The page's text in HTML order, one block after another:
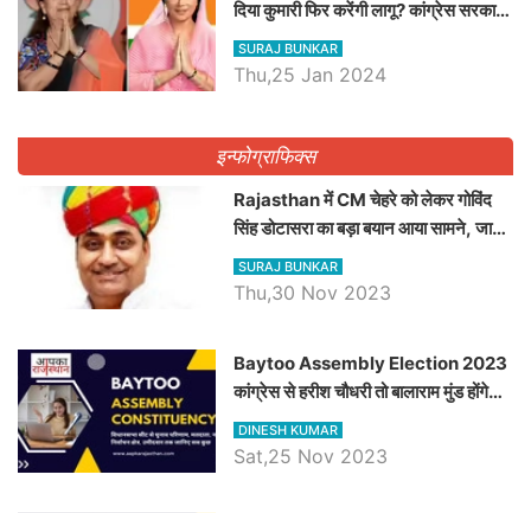
दिया कुमारी फिर करेंगी लागू? कांग्रेस सरकार
ने किया था निरस्त
SURAJ BUNKAR
Thu,25 Jan 2024
इन्फोग्राफिक्स
Rajasthan में CM चेहरे को लेकर गोविंद
सिंह डोटासरा का बड़ा बयान आया सामने, जानें
विचार
SURAJ BUNKAR
Thu,30 Nov 2023
Baytoo Assembly Election 2023
कांग्रेस से हरीश चौधरी तो बालाराम मुंड होंगे
भाजपा उम्मीदवार, जानिये बायतू विधानसभा
सीट के ताजा समीकरण
DINESH KUMAR
Sat,25 Nov 2023